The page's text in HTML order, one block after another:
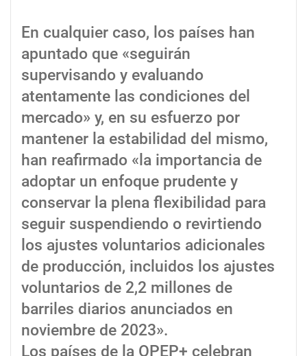
En cualquier caso, los países han
apuntado que «seguirán
supervisando y evaluando
atentamente las condiciones del
mercado» y, en su esfuerzo por
mantener la estabilidad del mismo,
han reafirmado «la importancia de
adoptar un enfoque prudente y
conservar la plena flexibilidad para
seguir suspendiendo o revirtiendo
los ajustes voluntarios adicionales
de producción, incluidos los ajustes
voluntarios de 2,2 millones de
barriles diarios anunciados en
noviembre de 2023».
Los países de la OPEP+ celebran